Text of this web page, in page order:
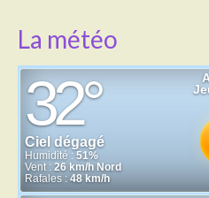
La météo